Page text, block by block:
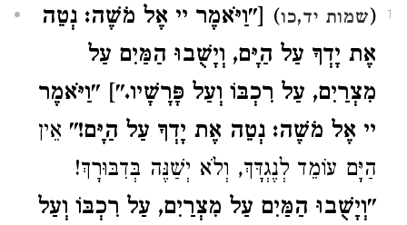
1
(שמות יד,כו) ["וַיֹּאמֶר יי אֶל מֹשֶׁה: נְטֵה
אֶת יָדְךָ עַל הַיָּם, וְיָשֻׁבוּ הַמַּיִם עַל
מִצְרַיִם, עַל רִכְבּוֹ וְעַל פָּרָשָׁיו."] "וַיֹּאמֶר
יי אֶל מֹשֶׁה: נְטֵה אֶת יָדְךָ עַל הַיָּם!" אֵין
הַיָּם עוֹמֵד לְנֶגְדָּךְ, וְלֹא יְשַׁנֶּה בְּדִבּוּרָךְ!
"וְיָשֻׁבוּ הַמַּיִם עַל מִצְרַיִם, עַל רִכְבּוֹ וְעַל